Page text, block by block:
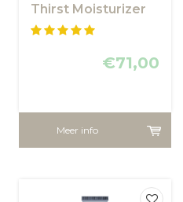
Thirst Moisturizer
€71,00
Meer info